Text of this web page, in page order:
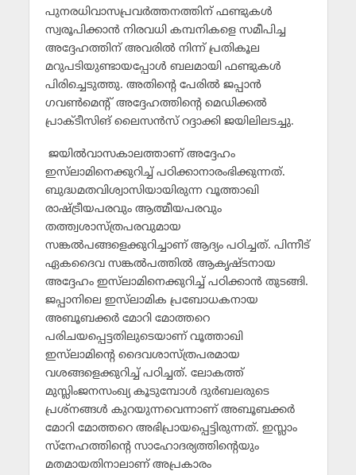
പുനരധിവാസപ്രവര്‍ത്തനത്തിന് ഫണ്ടുകള്‍
സ്വരൂപിക്കാന്‍ നിരവധി കമ്പനികളെ സമീപിച്ച
അദ്ദേഹത്തിന് അവരില്‍ നിന്ന് പ്രതികൂല
മറുപടിയുണ്ടായപ്പോള്‍ ബലമായി ഫണ്ടുകള്‍
പിരിച്ചെടുത്തു. അതിന്റെ പേരില്‍ ജപ്പാന്‍
ഗവണ്‍മെന്റ് അദ്ദേഹത്തിന്റെ മെഡിക്കല്‍
പ്രാക്ടീസിങ് ലൈസന്‍സ് റദ്ദാക്കി ജയിലിലടച്ചു.
ജയില്‍വാസകാലത്താണ് അദ്ദേഹം
ഇസ്‌ലാമിനെക്കുറിച്ച് പഠിക്കാനാരംഭിക്കുന്നത്.
ബുദ്ധമതവിശ്വാസിയായിരുന്ന വൂത്താഖി
രാഷ്ട്രീയപരവും ആത്മീയപരവും
തത്ത്വശാസ്ത്രപരവുമായ
സങ്കല്‍പങ്ങളെക്കുറിച്ചാണ് ആദ്യം പഠിച്ചത്. പിന്നീട്
ഏകദൈവ സങ്കല്‍പത്തില്‍ ആകൃഷ്ടനായ
അദ്ദേഹം ഇസ്‌ലാമിനെക്കുറിച്ച് പഠിക്കാന്‍ തുടങ്ങി.
ജപ്പാനിലെ ഇസ്‌ലാമിക പ്രബോധകനായ
അബൂബക്കര്‍ മോറി മോത്തറെ
പരിചയപ്പെട്ടതിലുടെയാണ് വൂത്താഖി
ഇസ്‌ലാമിന്റെ ദൈവശാസ്ത്രപരമായ
വശങ്ങളെക്കുറിച്ച് പഠിച്ചത്. ലോകത്ത്
മുസ്ലിംജനസംഖ്യ കൂടുമ്പോള്‍ ദുര്‍ബലരുടെ
പ്രശ്‌നങ്ങള്‍ കുറയുന്നവെന്നാണ് അബൂബക്കര്‍
മോറി മോത്തറെ അഭിപ്രായപ്പെട്ടിരുന്നത്. ഇസ്ലാം
സ്‌നേഹത്തിന്റെ സാഹോദര്യത്തിന്റെയും
മതമായതിനാലാണ് അപ്രകാരം